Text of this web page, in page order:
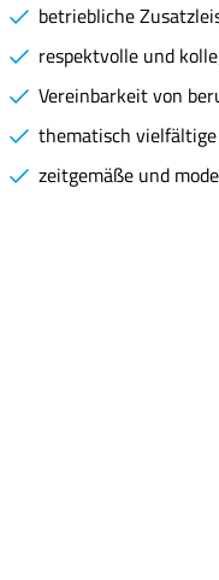
betriebliche
respektvolle und
Vereinbarkeit von
thematisch
zeitgemäße und